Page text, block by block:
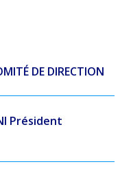
DE DIRECTION
Président